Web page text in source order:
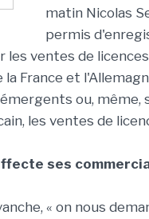
matin Nicolas
permis
les ventes de
France et
ou, même,
les ventes de
ses
« on nous